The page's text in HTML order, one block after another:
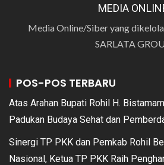
MEDIA
Media Online/Siber yang
SARLATA
POS-POS TERBARU
Atas Arahan Bupati Rohil H.
Padukan Budaya Sehat dan
Sinergi TP PKK dan Pemkab Rohil
Nasional, Ketua TP PKK Raih